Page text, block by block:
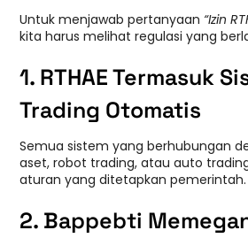
Untuk menjawab pertanyaan “Izin
kita harus melihat regulasi yang
1. RTHAE Termasuk
Trading Otomatis
Semua sistem yang berhubungan
aset, robot trading, atau auto
aturan yang ditetapkan pemerintah.
2. Bappebti